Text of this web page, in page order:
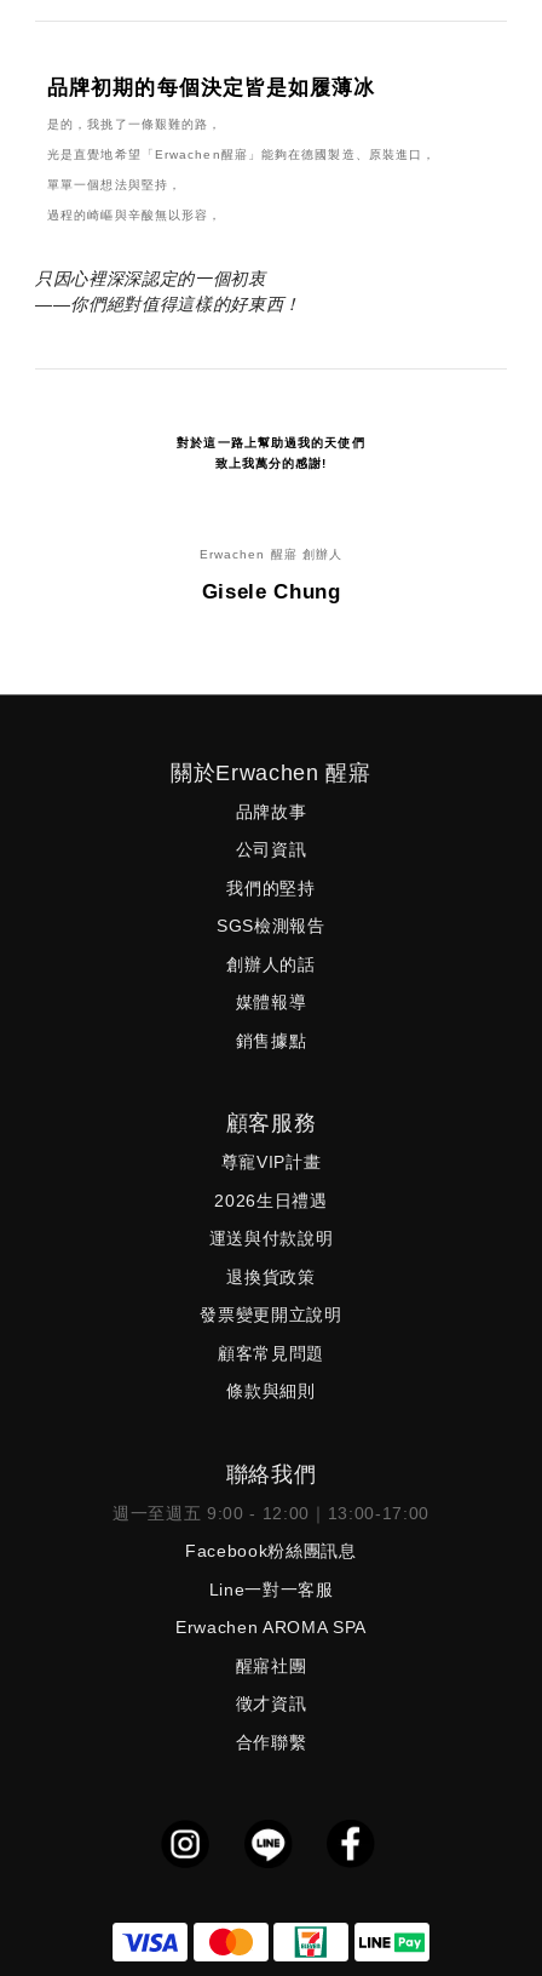
品牌初期的每個決定皆是如履薄冰
是的，我挑了一條艱難的路，
光是直覺地希望「Erwachen醒寤」能夠在德國製造、原裝進口，
單單一個想法與堅持，
過程的崎嶇與辛酸無以形容，
只因心裡深深認定的一個初衷
——你們絕對值得這樣的好東西！
對於這一路上幫助過我的天使們
致上我萬分的感謝!
Erwachen 醒寤 創辦人
Gisele Chung
關於Erwachen 醒寤
品牌故事
公司資訊
我們的堅持
SGS檢測報告
創辦人的話
媒體報導
銷售據點
顧客服務
尊寵VIP計畫
2026生日禮遇
運送與付款說明
退換貨政策
發票變更開立說明
顧客常見問題
條款與細則
聯絡我們
週一至週五 9:00 - 12:00｜13:00-17:00
Facebook粉絲團訊息
Line一對一客服
Erwachen AROMA SPA
醒寤社團
徵才資訊
合作聯繫